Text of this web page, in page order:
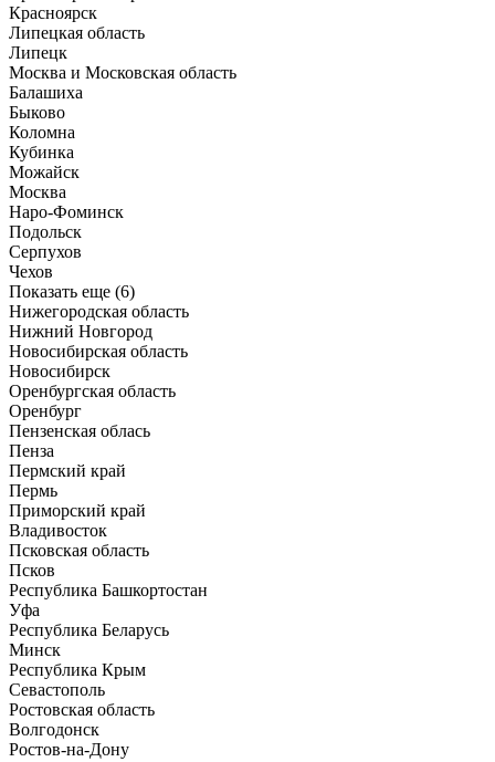
Красноярск
Липецкая область
Липецк
Москва и Московская область
Балашиха
Быково
Коломна
Кубинка
Можайск
Москва
Наро-Фоминск
Подольск
Серпухов
Чехов
Показать еще (6)
Нижегородская область
Нижний Новгород
Новосибирская область
Новосибирск
Оренбургская область
Оренбург
Пензенская облась
Пенза
Пермский край
Пермь
Приморский край
Владивосток
Псковская область
Псков
Республика Башкортостан
Уфа
Республика Беларусь
Минск
Республика Крым
Севастополь
Ростовская область
Волгодонск
Ростов-на-Дону